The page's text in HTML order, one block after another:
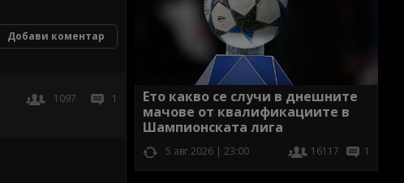
Добави коментар
1097 1
Ето какво се случи в днешните
мачове от квалификациите в
Шампионската лига
5 авг 2026 | 23:00 16117 1